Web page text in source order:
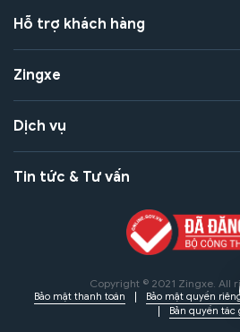
Hỗ trợ khách hàng
Zingxe
Dịch vụ
Tin tức & Tư vấn
Copyright © 2021 Zingxe. All
Bảo mật thanh toán Bảo mật quyền
Bản quyền tác